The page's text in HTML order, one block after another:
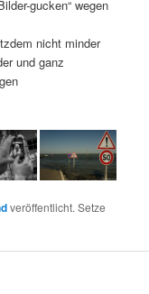
gucken“ wegen
nicht minder
und ganz
veröffentlicht. Setze